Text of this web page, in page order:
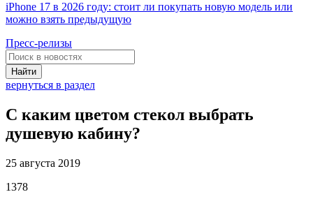
iPhone 17 в 2026 году: стоит ли покупать новую модель или
можно взять предыдущую
Пресс-релизы
Найти
вернуться в раздел
С каким цветом стекол выбрать
душевую кабину?
25 августа 2019
1378